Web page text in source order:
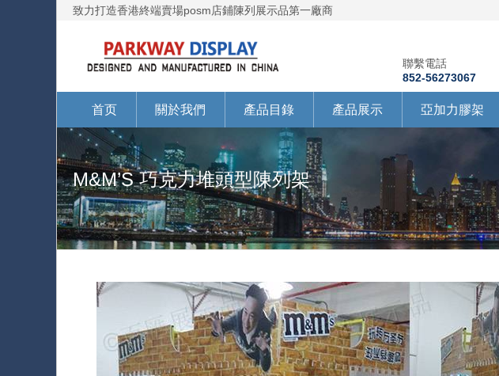
致力打造香港終端賣場posm店鋪陳列展示品第一廠商
聯繫電話
852-56273067
首页 關於我們 產品目錄 產品展示 亞加力膠架
M&M’S 巧克力堆頭型陳列架